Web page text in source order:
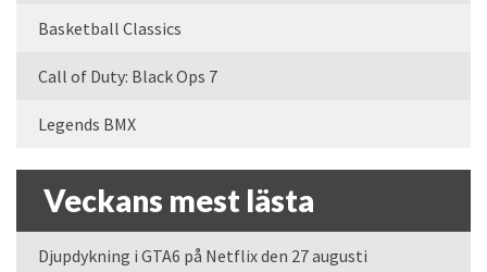
Basketball Classics
Call of Duty: Black Ops 7
Legends BMX
Veckans mest lästa
Djupdykning i GTA6 på Netflix den 27 augusti